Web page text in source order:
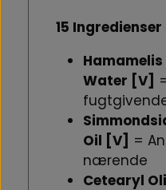
15 Ingredienser
Water [V]
Oil [V] =
nærende
Cetearyl